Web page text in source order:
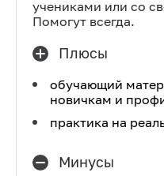
учениками или со
Помогут всегда.
Плюсы
обучающий
новичкам и
практика на
Минусы